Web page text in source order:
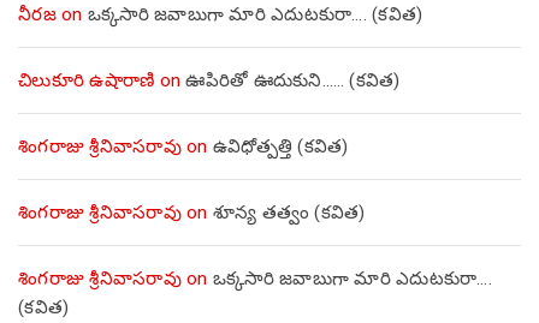
నీరజon ఒక్కసారి జవాబుగా మారి ఎదుటకురా…. (కవిత)
చిలుకూరి ఉషారాణి onఊపిరితో ఊదుకుని…… (కవిత)
శింగరాజు శ్రీనివాసరావుon ఉవిధోత్పత్తి (కవిత)
శింగరాజు శ్రీనివాసరావుon శూన్య తత్వం (కవిత)
శింగరాజు శ్రీనివాసరావుon ఒక్కసారి జవాబుగా మారి ఎదుటకురా….
(కవిత)